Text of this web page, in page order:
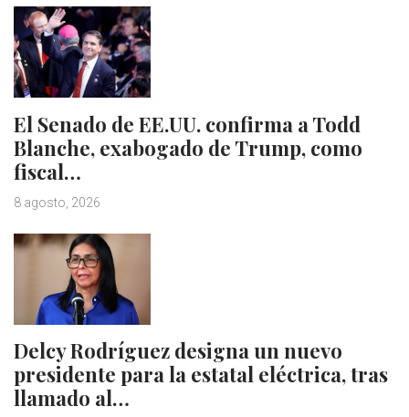
El Senado de EE.UU. confirma a Todd
Blanche, exabogado de Trump, como
fiscal…
8 agosto, 2026
Delcy Rodríguez designa un nuevo
presidente para la estatal eléctrica, tras
llamado al…